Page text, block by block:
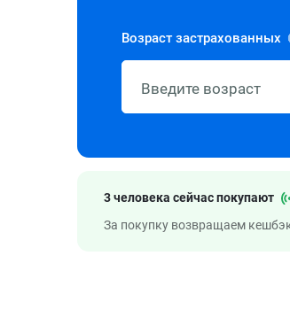
Возраст застрахованных
3 человека сейчас покупают
За покупку возвращаем